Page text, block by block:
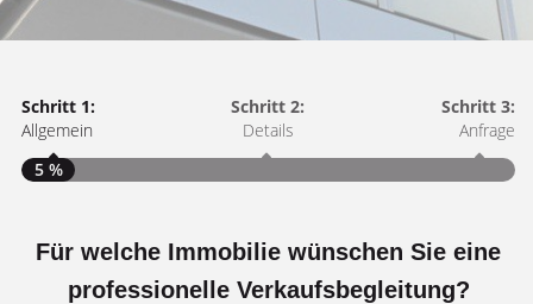
Schritt 1:
Allgemein
Schritt 2:
Details
Schritt 3:
Anfrage
5 %
Für welche Immobilie wünschen Sie eine
professionelle Verkaufsbegleitung?